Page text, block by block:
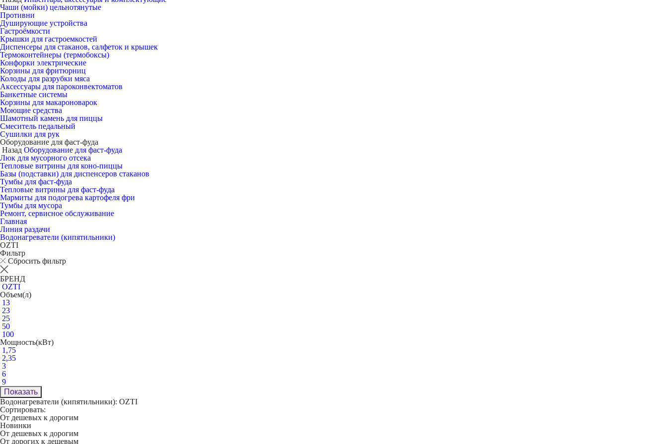
Чаши (мойки) цельнотянутые
Противни
Душирующие устройства
Гастроёмкости
Крышки для гастроемкостей
Диспенсеры для стаканов, салфеток и крышек
Термоконтейнеры (термобоксы)
Конфорки электрические
Корзины для фритюрниц
Колоды для разрубки мяса
Аксессуары для пароконвектоматов
Банкетные системы
Корзины для макароноварок
Моющие средства
Шамотный камень для пиццы
Смеситель педальный
Сушилки для рук
Оборудование для фаст-фуда
Назад Оборудование для фаст-фуда
Люк для мусорного отсека
Тепловые витрины для коно-пиццы
Базы (подставки) для диспенсеров стаканов
Тумбы для фаст-фуда
Тепловые витрины для фаст-фуда
Мармиты для подогрева картофеля фри
Тумбы для мусора
Ремонт, сервисное обслуживание
Главная
Линия раздачи
Водонагреватели (кипятильники)
OZTI
Фильтр
Сбросить фильтр
БРЕНД
OZTI
Объем(л)
13
23
25
50
100
Мощность(кВт)
1,75
2,35
3
6
9
Показать
Водонагреватели (кипятильники): OZTI
Сортировать:
От дешевых к дорогим
Новинки
От дешевых к дорогим
От дорогих к дешевым